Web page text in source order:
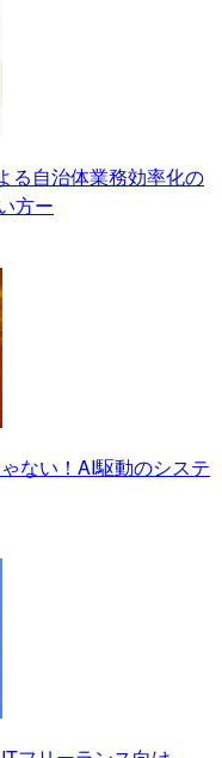
る自治体業務効率化の
方ー
ない！AI駆動のシステ